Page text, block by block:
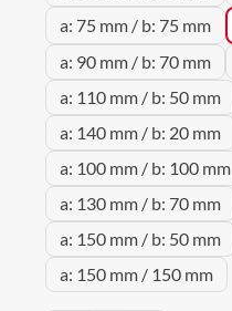
a: 75 mm / b: 75 mm
a: 90 mm / b: 70 mm
a: 110 mm / b: 50 mm
a: 140 mm / b: 20 mm
a: 100 mm / b: 100 mm
a: 130 mm / b: 70 mm
a: 150 mm / b: 50 mm
a: 150 mm / 150 mm